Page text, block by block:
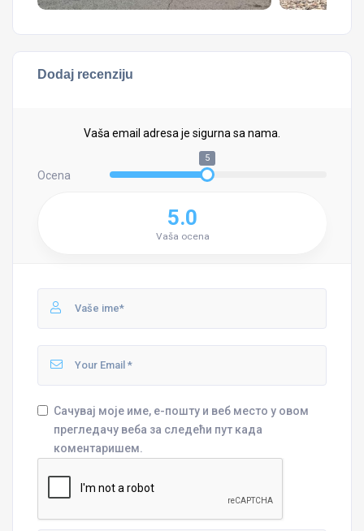
Dodaj recenziju
Vaša email adresa je sigurna sa nama.
Ocena
5
5.0
Vaša ocena
Сачувај моје име, е-пошту и веб место у овом
прегледачу веба за следећи пут када
коментаришем.